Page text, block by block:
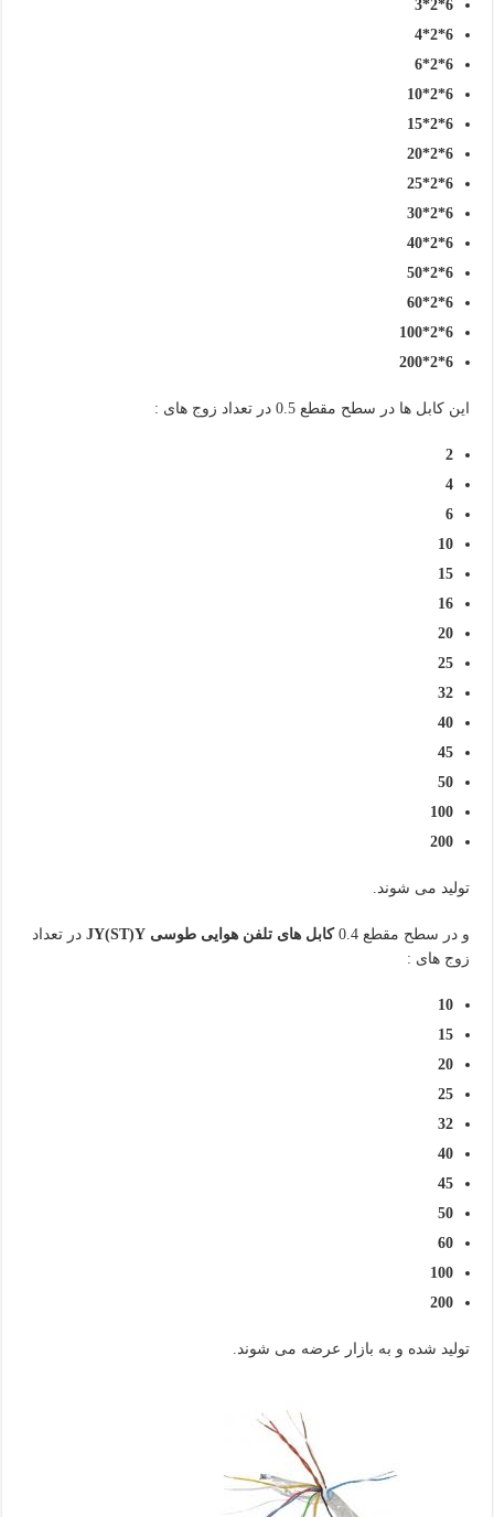
6*2*3
6*2*4
6*2*6
6*2*10
6*2*15
6*2*20
6*2*25
6*2*30
6*2*40
6*2*50
6*2*60
6*2*100
6*2*200
این کابل ها در سطح مقطع 0.5 در تعداد زوج های :
2
4
6
10
15
16
20
25
32
40
45
50
100
200
تولید می شوند.
و در سطح مقطع 0.4 کابل های تلفن هوایی طوسیJY(ST)Y در تعداد
زوج های :
10
15
20
25
32
40
45
50
60
100
200
تولید شده و به بازار عرضه می شوند.